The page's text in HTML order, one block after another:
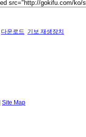
다운로드 기보 재생장치
Site Map